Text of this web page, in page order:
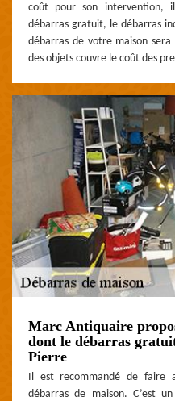
coût pour son intervention,
débarras gratuit, le débarras
débarras de votre maison
des objets couvre le coût des
Marc Antiquaire
dont le débarras
Pierre
Il est recommandé de faire
débarras de maison. C’est